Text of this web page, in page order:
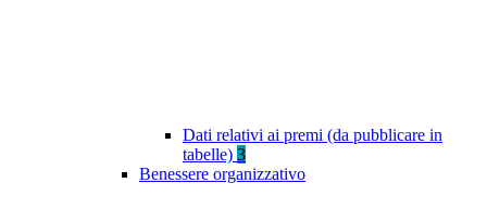
Dati relativi ai premi (da pubblicare in
tabelle) 3
Benessere organizzativo